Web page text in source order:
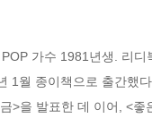
가수 1981년생. 리
1월 종이책으로 출간
>을 발표한 데 이어, <